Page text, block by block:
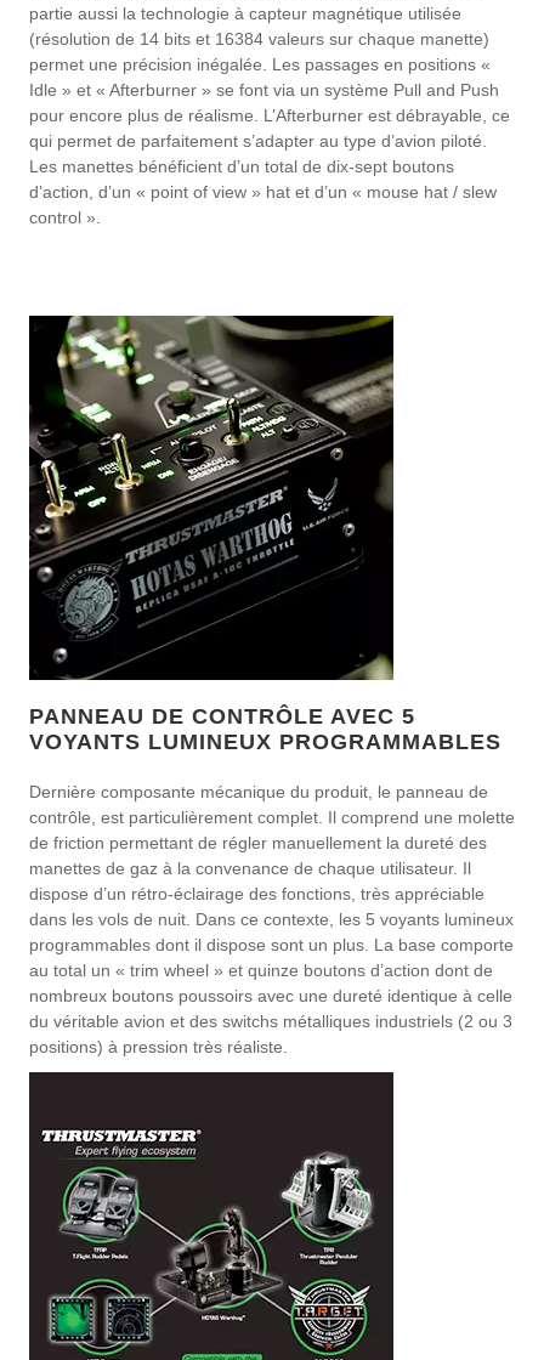
partie aussi la technologie à capteur magnétique utilisée
(résolution de 14 bits et 16384 valeurs sur chaque manette)
permet une précision inégalée. Les passages en positions «
Idle » et « Afterburner » se font via un système Pull and Push
pour encore plus de réalisme. L’Afterburner est débrayable, ce
qui permet de parfaitement s’adapter au type d’avion piloté.
Les manettes bénéficient d’un total de dix-sept boutons
d’action, d’un « point of view » hat et d’un « mouse hat / slew
control ».
PANNEAU DE CONTRÔLE AVEC 5
VOYANTS LUMINEUX PROGRAMMABLES
Dernière composante mécanique du produit, le panneau de
contrôle, est particulièrement complet. Il comprend une molette
de friction permettant de régler manuellement la dureté des
manettes de gaz à la convenance de chaque utilisateur. Il
dispose d’un rétro-éclairage des fonctions, très appréciable
dans les vols de nuit. Dans ce contexte, les 5 voyants lumineux
programmables dont il dispose sont un plus. La base comporte
au total un « trim wheel » et quinze boutons d’action dont de
nombreux boutons poussoirs avec une dureté identique à celle
du véritable avion et des switchs métalliques industriels (2 ou 3
positions) à pression très réaliste.